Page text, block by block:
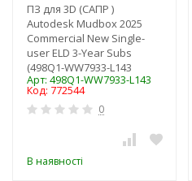
ПЗ для 3D (САПР )
Autodesk Mudbox 2025
Commercial New Single-
user ELD 3-Year Subs
(498Q1-WW7933-L143
Арт: 498Q1-WW7933-L143
Код: 772544
0
В наявності